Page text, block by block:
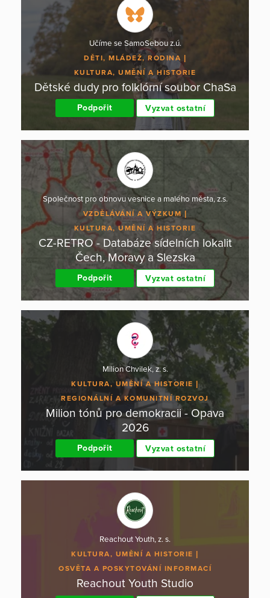
Učíme se SamoSebou z.ú.
DĚTI, MLÁDEŽ, RODINA
KULTURA, UMĚNÍ A HISTORIE
Dětské dudy pro folklórní soubor ChaSa
Podpořit Vyzvat ostatní
Společnost pro obnovu vesnice a malého města, z.s.
VZDĚLÁVÁNÍ A VÝZKUM
KULTURA, UMĚNÍ A HISTORIE
CZ-RETRO - Databáze sídelních lokalit
Čech, Moravy a Slezska
Podpořit Vyzvat ostatní
Milion Chvilek, z. s.
KULTURA, UMĚNÍ A HISTORIE
REGIONÁLNÍ A KOMUNITNÍ ROZVOJ
Milion tónů pro demokracii - Opava
2026
Podpořit Vyzvat ostatní
Reachout Youth, z. s.
KULTURA, UMĚNÍ A HISTORIE
OSVĚTA A POSKYTOVÁNÍ INFORMACÍ
Reachout Youth Studio